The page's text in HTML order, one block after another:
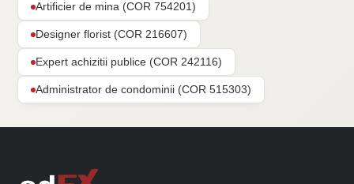
Artificier de mina (COR 754201)
Designer florist (COR 216607)
Expert achizitii publice (COR 242116)
Administrator de condominii (COR 515303)